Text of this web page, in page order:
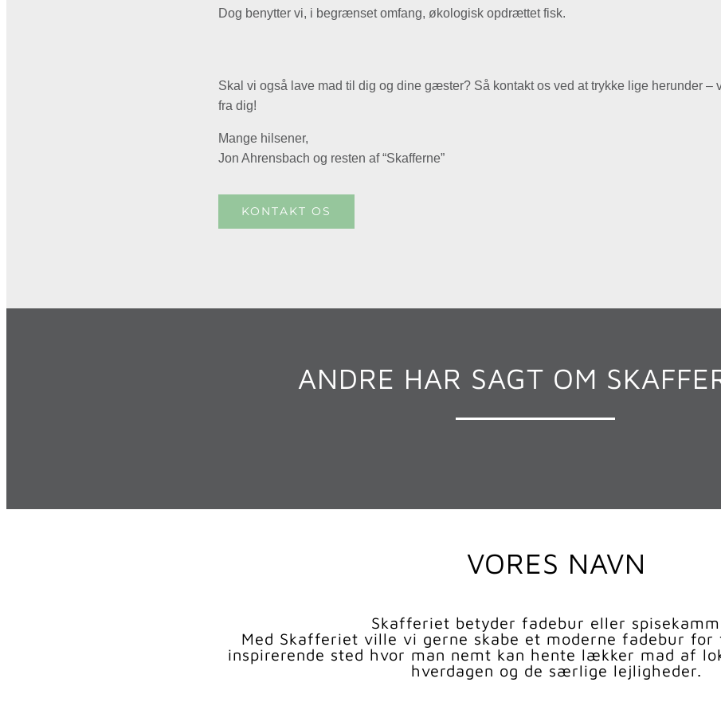
Dog benytter vi, i begrænset omfang, økologisk opdrættet fisk.
Skal vi også lave mad til dig og dine gæster? Så kontakt os ved at trykke lige herunder –
fra dig!
Mange hilsener,
Jon Ahrensbach og resten af “Skafferne”
KONTAKT OS
ANDRE HAR SAGT OM
VORES NAVN
Skafferiet betyder fadebur eller
Med Skafferiet ville vi gerne skabe et moderne fadebur for
inspirerende sted hvor man nemt kan hente lækker mad af
hverdagen og de særlige lejligheder.